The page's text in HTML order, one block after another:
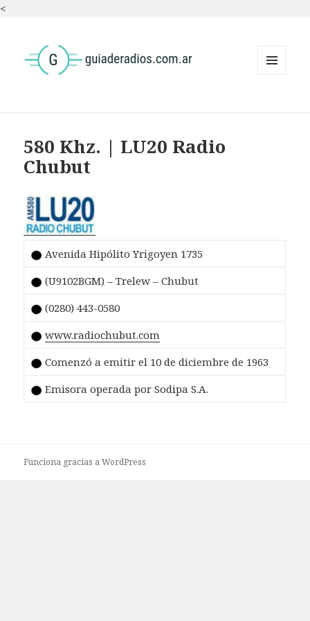
<
580 Khz. | LU20 Radio
Chubut
Avenida Hipólito Yrigoyen 1735
(U9102BGM) – Trelew – Chubut
(0280) 443-0580
www.radiochubut.com
Comenzó a emitir el 10 de diciembre de 1963
Emisora operada por Sodipa S.A.
Funciona gracias a WordPress